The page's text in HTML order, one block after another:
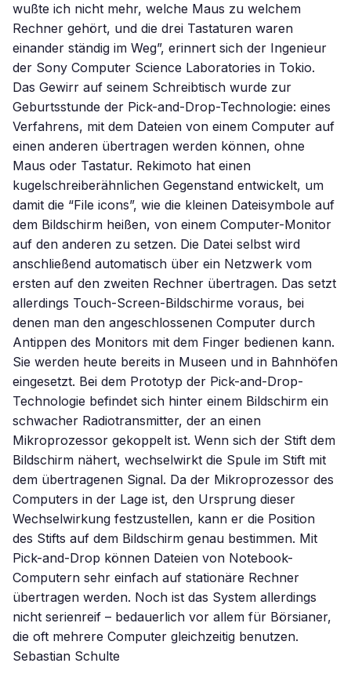
wußte ich nicht mehr, welche Maus zu welchem
Rechner gehört, und die drei Tastaturen waren
einander ständig im Weg”, erinnert sich der Ingenieur
der Sony Computer Science Laboratories in Tokio.
Das Gewirr auf seinem Schreibtisch wurde zur
Geburtsstunde der Pick-and-Drop-Technologie: eines
Verfahrens, mit dem Dateien von einem Computer auf
einen anderen übertragen werden können, ohne
Maus oder Tastatur. Rekimoto hat einen
kugelschreiberähnlichen Gegenstand entwickelt, um
damit die “File icons”, wie die kleinen Dateisymbole auf
dem Bildschirm heißen, von einem Computer-Monitor
auf den anderen zu setzen. Die Datei selbst wird
anschließend automatisch über ein Netzwerk vom
ersten auf den zweiten Rechner übertragen. Das setzt
allerdings Touch-Screen-Bildschirme voraus, bei
denen man den angeschlossenen Computer durch
Antippen des Monitors mit dem Finger bedienen kann.
Sie werden heute bereits in Museen und in Bahnhöfen
eingesetzt. Bei dem Prototyp der Pick-and-Drop-
Technologie befindet sich hinter einem Bildschirm ein
schwacher Radiotransmitter, der an einen
Mikroprozessor gekoppelt ist. Wenn sich der Stift dem
Bildschirm nähert, wechselwirkt die Spule im Stift mit
dem übertragenen Signal. Da der Mikroprozessor des
Computers in der Lage ist, den Ursprung dieser
Wechselwirkung festzustellen, kann er die Position
des Stifts auf dem Bildschirm genau bestimmen. Mit
Pick-and-Drop können Dateien von Notebook-
Computern sehr einfach auf stationäre Rechner
übertragen werden. Noch ist das System allerdings
nicht serienreif – bedauerlich vor allem für Börsianer,
die oft mehrere Computer gleichzeitig benutzen.
Sebastian Schulte